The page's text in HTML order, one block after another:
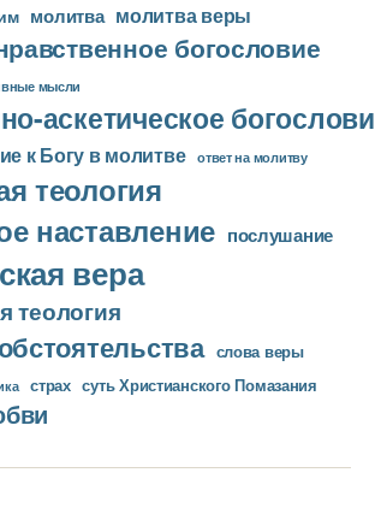
молитва молитва веры
богословие
мысли
аскетическое
к Богу в молитве ответ на молитву
теология
наставление послушание
вера
теология
слова веры
страх суть Христианского Помазания